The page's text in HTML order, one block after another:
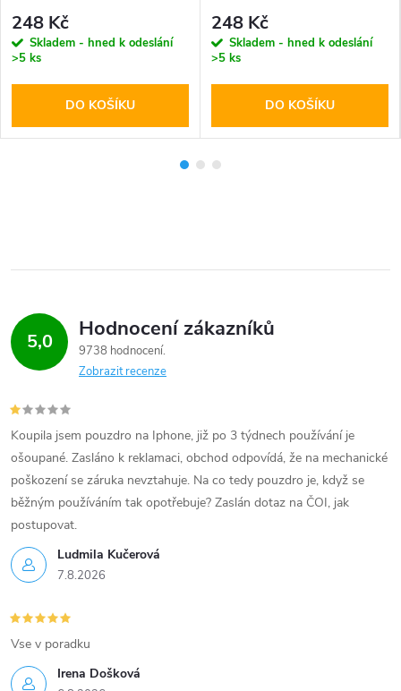
248 Kč
Skladem - hned k odeslání
>5 ks
DO KOŠÍKU
248 Kč
Skladem - hned k odeslání
>5 ks
DO KOŠÍKU
5,0 Hodnocení zákazníků
9738 hodnocení
Zobrazit recenze
Ludmila Kučerová
7.8.2026
Koupila jsem pouzdro na Iphone, již po 3 týdnech používání je
ošoupané. Zasláno k reklamaci, obchod odpovídá, že na mechanické
poškození se záruka nevztahuje. Na co tedy pouzdro je, když se
běžným používáním tak opotřebuje? Zaslán dotaz na ČOI, jak
postupovat.
Irena Došková
Vse v poradku